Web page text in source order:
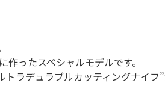
ったスペシャルモデルです。
ラデュラブルカッティングナイフ